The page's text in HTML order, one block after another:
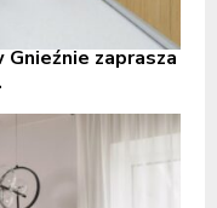
zaprasza